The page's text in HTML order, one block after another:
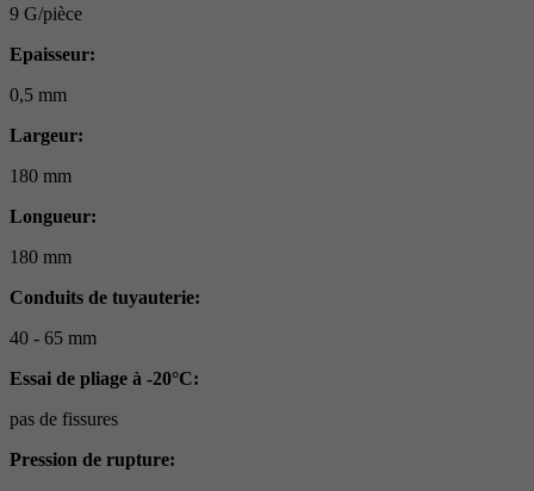
9 G/pièce
Epaisseur:
0,5 mm
Largeur:
180 mm
Longueur:
180 mm
Conduits de tuyauterie:
40 - 65 mm
Essai de pliage à -20°C:
pas de fissures
Pression de rupture: